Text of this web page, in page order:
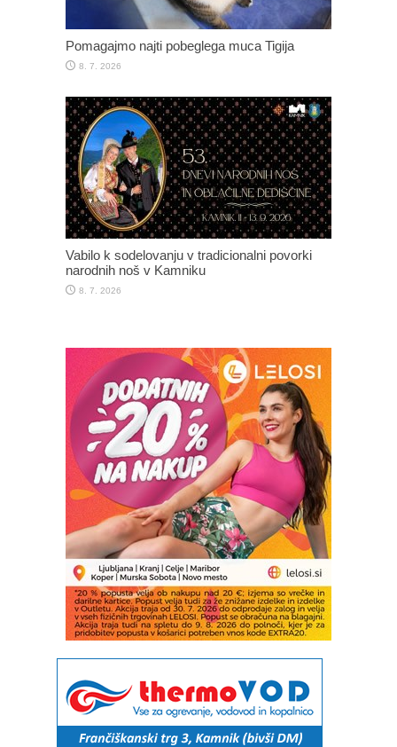
Pomagajmo najti pobeglega muca Tigija
8. 7. 2026
Vabilo k sodelovanju v tradicionalni povorki
narodnih noš v Kamniku
8. 7. 2026